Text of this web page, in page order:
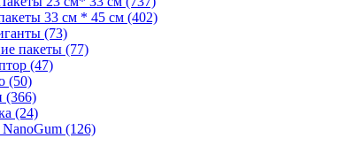
33 см * 45 см (402)
(73)
пакеты (77)
(47)
(50)
(366)
(24)
(126)